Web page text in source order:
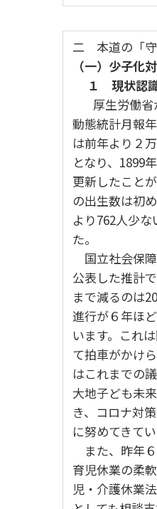
二 本道の「
（一）少子化
１ 現状認
厚生労働省
動態統計月報
は前年より２
となり、1899
更新したこと
の出生数は初
より762人少
た。
国立社会保
公表した推計
まで減るのは
進行が６年ほ
います。これ
て拍車がかけ
はこれまでの
大地子ども未
き、コロナ対
に努めてきて
また、昨年
育児休業の柔
児・介護休業